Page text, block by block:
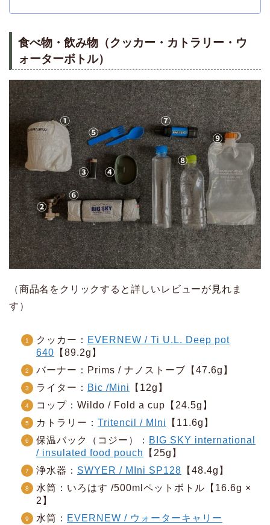
食べ物・飲み物（クッカー・カトラリー・ウ
ォーターボトル）
（商品名をクリックすると詳しいレビューが見れま
す）
クッカー： EVERNEW / Ti U.L. Deep pot
640 【89.2g】
バーナー：Prims / ナノストーブ【47.6g】
ライター： Bic /Mini
【12g】
コップ：Wildo / Fold a cup【24.5g】
カトラリー： Tritencil / MIni
【11.6g】
保温バック（コジー）： BIG SKY international
/ insulated food pouch
【25g】
浄水器： SWYER / MIni SP128 【48.4g】
水筒：いろはす /500mlペットボトル【16.6g ×
2】
水筒： EVERNEW / ウォーターキャリー